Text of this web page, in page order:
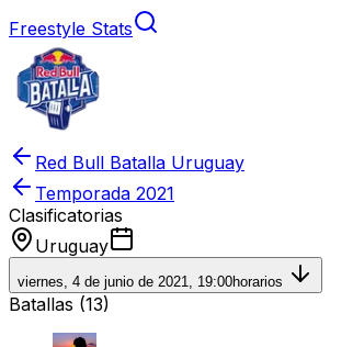
Freestyle Stats
Red Bull Batalla Uruguay
Temporada 2021
Clasificatorias
Uruguay
viernes, 4 de junio de 2021, 19:00horarios
Batallas (13)